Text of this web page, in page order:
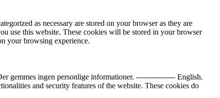
as necessary are stored on your browser as they are
use this website. These cookies will be stored in your browser
your browsing experience.
gemmes ingen personlige informationer. ---------------- English.
and security features of the website. These cookies do